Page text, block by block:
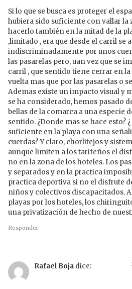
Si lo que se busca es proteger el
hubiera sido suficiente con vallar la
hacerlo también en la mitad de la
,limitado , era que desde el carril se
indiscriminadamente por unos
las pasarelas pero, uan vez que se
carril , que sentido tiene cerrar en
vuelta mas que por las pasarelas o
Ademas existe un impacto visual y
se ha considerado, hemos pasado
bellas de la comarca a una especie
sentido. ¿Donde mas se hace esto?
suficiente en la playa con una
cuerdas? Y claro, chorlitejos y
aunque limiten a los tarifeños el
no en la zona de los hoteles. Los
y separados y en la practica
practica deportiva si no el disfrute
niños y colectivos discapacitados.
playas por los hoteles, los
una privatización de hecho de
Responder
Rafael Boja dice: